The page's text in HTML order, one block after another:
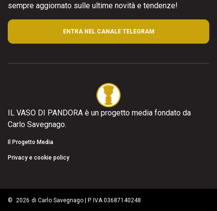
sempre aggiornato sulle ultime novità e tendenze!
ENTRA NEL CANALE TELEGRAM
IL VASO DI PANDORA è un progetto media fondato da
Carlo Savegnago.
Il Progetto Media
Privacy e cookie policy
© 2026 di Carlo Savegnago | P. IVA 03687140248